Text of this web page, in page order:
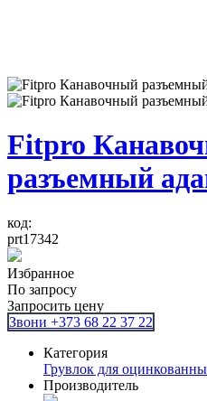
Fitpro
разъемный
код:
prt17342
Избранное
По запросу
Запросить цену
Звони +373 68 22 37 22
Категория
Грувлок для
Производитель